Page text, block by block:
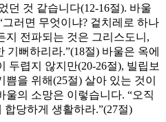
던 것 같습니다(12-16절). 바울
러면 무엇이냐? 겉치레로 하나
지 전파되는 것은 그리스도니,
기뻐하리라.”(18절) 바울은 옥에
두렵지 않지만(20-26절), 빌립보
을 위해(25절) 살아 있는 것이
울의 소망은 이렇습니다. “오직
합당하게 생활하라.”(27절)